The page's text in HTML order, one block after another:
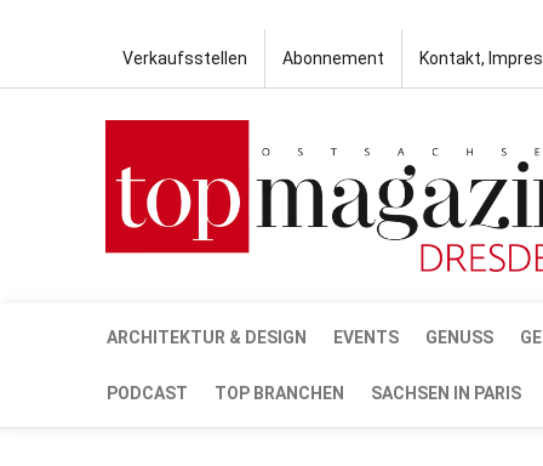
Verkaufsstellen Abonnement Kontakt,
ARCHITEKTUR & DESIGN EVENTS GENUSS
PODCAST TOP BRANCHEN SACHSEN IN PARIS